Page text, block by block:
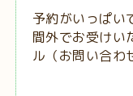
予約がいっぱい
間外でお受けい
ル（お問い合わ